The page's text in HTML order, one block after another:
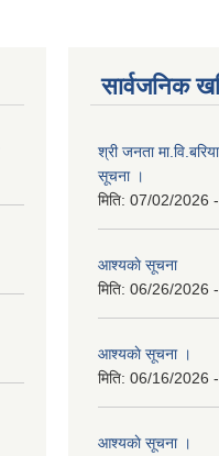
सार्वजनिक
श्री जनता
सूचना ।
मिति: 07/02/2026
आश्यकाे सूचना
मिति: 06/26/2026
आश्यकाे सूचना ।
मिति: 06/16/2026
आश्यकाे सूचना ।